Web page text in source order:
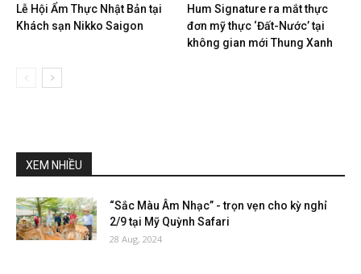
Lễ Hội Ẩm Thực Nhật Bản tại
Khách sạn Nikko Saigon
Hum Signature ra mắt thực
đơn mỹ thực ‘Đất-Nước’ tại
không gian mới Thung Xanh
XEM NHIỀU
“Sắc Màu Âm Nhạc” - trọn vẹn cho kỳ nghỉ
2/9 tại Mỹ Quỳnh Safari
28 Aug, 2024